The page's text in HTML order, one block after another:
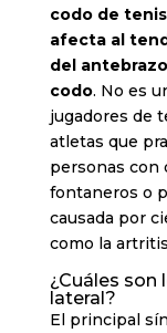
codo de
afecta al
del
codo. No es
jugadores de
atletas que
personas con
fontaneros o
causada por
como la
¿Cuáles
lateral?
El principal